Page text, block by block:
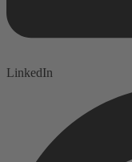
LinkedIn